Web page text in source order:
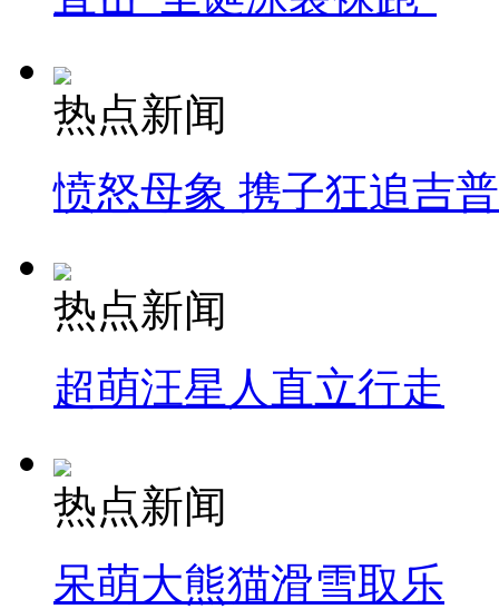
热点新闻
愤怒母象 携子狂追吉
热点新闻
超萌汪星人直立行走
热点新闻
呆萌大熊猫滑雪取乐